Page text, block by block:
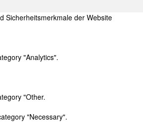
Sicherheitsmerkmale der Website
"Analytics".
"Other.
"Necessary".